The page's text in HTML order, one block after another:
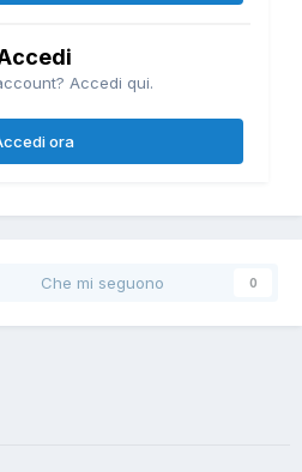
Accedi qui.
ora
Che mi seguono 0